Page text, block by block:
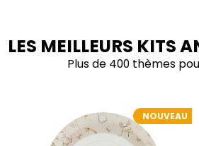
LES MEILLEURS KITS
Plus de 400 thèmes
NOUVEAU